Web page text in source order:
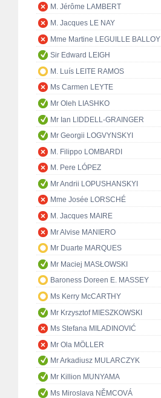
M. Jérôme LAMBERT
M. Jacques LE NAY
Mme Martine LEGUILLE BALLOY
Sir Edward LEIGH
M. Luís LEITE RAMOS
Ms Carmen LEYTE
Mr Oleh LIASHKO
Mr Ian LIDDELL-GRAINGER
Mr Georgii LOGVYNSKYI
M. Filippo LOMBARDI
M. Pere LÓPEZ
Mr Andrii LOPUSHANSKYI
Mme Josée LORSCHÉ
M. Jacques MAIRE
Mr Alvise MANIERO
Mr Duarte MARQUES
Mr Maciej MASŁOWSKI
Baroness Doreen E. MASSEY
Ms Kerry McCARTHY
Mr Krzysztof MIESZKOWSKI
Ms Stefana MILADINOVIĆ
Mr Ola MÖLLER
Mr Arkadiusz MULARCZYK
Mr Killion MUNYAMA
Ms Miroslava NĚMCOVÁ